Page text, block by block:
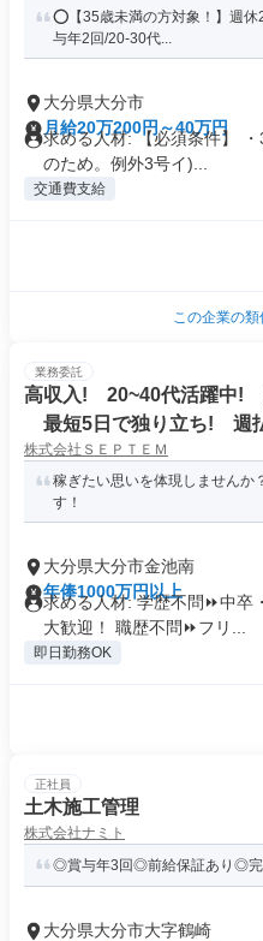
⭕️【35歳未満の方対象！】週
与年2回/20-30代...
大分県大分市
月給20万200円～40万円
求める人材: 【必須条件】
のため。例外3号イ)...
交通費支給
この企業の
業務委託
高収入! 20~40代活躍中!
最短5日で独り立ち! 週
帰!
株式会社ＳＥＰＴＥＭ
稼ぎたい思いを体現しません
す！
大分県大分市金池南
年俸1000万円以上
求める人材: 学歴不問⏩中卒
大歓迎！ 職歴不問⏩フリ...
即日勤務OK
正社員
土木施工管理
株式会社ナミト
◎賞与年3回◎前給保証あり◎
大分県大分市大字鶴崎